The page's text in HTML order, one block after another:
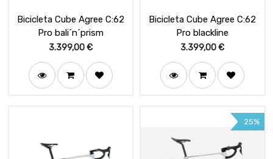
Bicicleta Cube Agree C:62
Pro bali´n´prism
3.399,00€
Bicicleta Cube Agree C:62
Pro blackline
3.399,00€
25%